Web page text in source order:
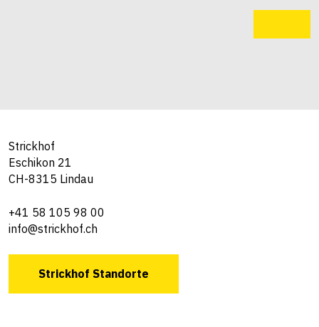
Strickhof
Eschikon 21
CH-8315 Lindau
+41 58 105 98 00
info@strickhof.ch
Strickhof Standorte